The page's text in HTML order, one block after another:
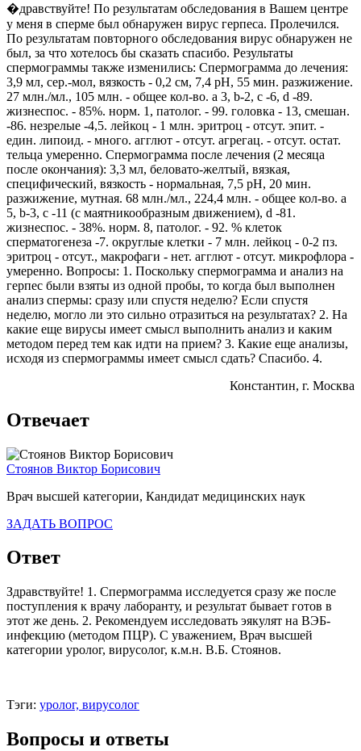
�дравствуйте! По результатам обследования в Вашем центре
у меня в сперме был обнаружен вирус герпеса. Пролечился.
По результатам повторного обследования вирус обнаружен не
был, за что хотелось бы сказать спасибо. Результаты
спермограммы также изменились: Спермограмма до лечения:
3,9 мл, сер.-мол, вязкость - 0,2 см, 7,4 рН, 55 мин. разжижение.
27 млн./мл., 105 млн. - общее кол-во. а 3, b-2, c -6, d -89.
жизнеспос. - 85%. норм. 1, патолог. - 99. головка - 13, смешан.
-86. незрелые -4,5. лейкоц - 1 млн. эритроц - отсут. эпит. -
един. липоид. - много. агглют - отсут. агрегац. - отсут. остат.
тельца умеренно. Спермограмма после лечения (2 месяца
после окончания): 3,3 мл, беловато-желтый, вязкая,
специфический, вязкость - нормальная, 7,5 рН, 20 мин.
разжижение, мутная. 68 млн./мл., 224,4 млн. - общее кол-во. а
5, b-3, c -11 (с маятникообразным движением), d -81.
жизнеспос. - 38%. норм. 8, патолог. - 92. % клеток
сперматогенеза -7. округлые клетки - 7 млн. лейкоц - 0-2 пз.
эритроц - отсут., макрофаги - нет. агглют - отсут. микрофлора -
умеренно. Вопросы: 1. Поскольку спермограмма и анализ на
герпес были взяты из одной пробы, то когда был выполнен
анализ спермы: сразу или спустя неделю? Если спустя
неделю, могло ли это сильно отразиться на результатах? 2. На
какие еще вирусы имеет смысл выполнить анализ и каким
методом перед тем как идти на прием? 3. Какие еще анализы,
исходя из спермограммы имеет смысл сдать? Спасибо. 4.
Константин, г. Москва
Отвечает
Стоянов Виктор Борисович
Врач высшей категории, Кандидат медицинских наук
ЗАДАТЬ ВОПРОС
Ответ
Здравствуйте! 1. Спермограмма исследуется сразу же после
поступления к врачу лаборанту, и результат бывает готов в
этот же день. 2. Рекомендуем исследовать эякулят на ВЭБ-
инфекцию (методом ПЦР). С уважением, Врач высшей
категории уролог, вирусолог, к.м.н. В.Б. Стоянов.
Тэги: уролог, вирусолог
Вопросы и ответы